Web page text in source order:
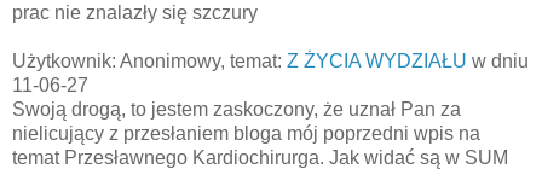
prac nie znalazły się szczury
Użytkownik: Anonimowy, temat: Z ŻYCIA WYDZIAŁU w dniu
11-06-27
Swoją drogą, to jestem zaskoczony, że uznał Pan za
nielicujący z przesłaniem bloga mój poprzedni wpis na
temat Przesławnego Kardiochirurga. Jak widać są w SUM